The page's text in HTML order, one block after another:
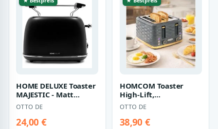
HOME DELUXE Toaster
MAJESTIC - Matt
Schwarz, 2 kurze
Schlitze, für 2 S…
OTTO DE
24,00 €
HOMCOM Toaster
High-Lift,
Aufwärm-/Auftau-/
Funktion, Selbstze…
OTTO DE
38,90 €